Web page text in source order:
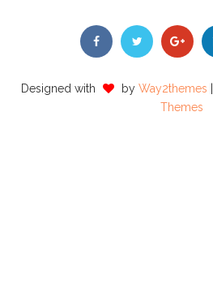
Designed with by Way2themes
Themes